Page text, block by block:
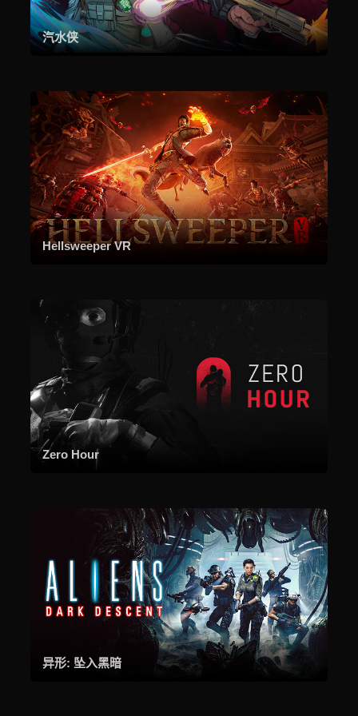
汽水侠
Hellsweeper VR
Zero Hour
异形: 坠入黑暗